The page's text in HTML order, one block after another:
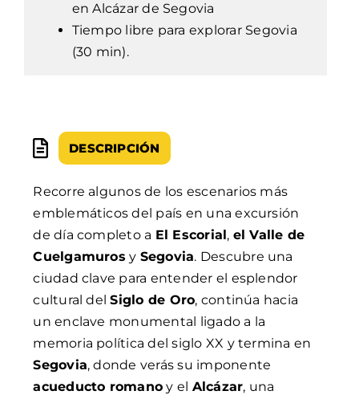
en Alcázar de Segovia
Tiempo libre para explorar Segovia
(30 min).
DESCRIPCIÓN
Recorre algunos de los escenarios más
emblemáticos del país en una excursión
de día completo a El Escorial, el Valle de
Cuelgamuros y Segovia. Descubre una
ciudad clave para entender el esplendor
cultural delSiglo de Oro, continúa hacia
un enclave monumental ligado a la
memoria política del siglo XX y termina en
Segovia, donde verás su imponente
acueducto romano y el Alcázar, una